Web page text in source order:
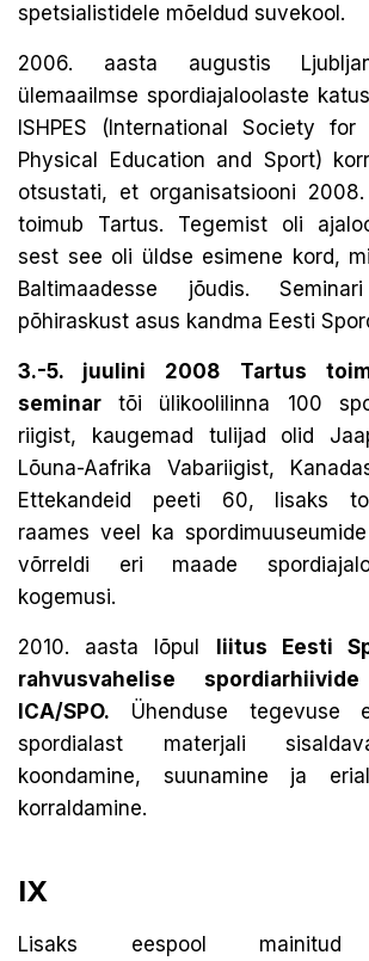
spetsialistidele mõeldud suvekool.
2006. aasta augustis
ülemaailmse spordiajaloolaste
ISHPES (International Society
Physical Education and Sport)
otsustati, et organisatsiooni
toimub Tartus. Tegemist oli
sest see oli üldse esimene kord,
Baltimaadesse jõudis.
põhiraskust asus kandma Eesti
3.-5. juulini 2008 Tartus
seminar tõi ülikoolilinna 100
riigist, kaugemad tulijad olid
Lõuna-Aafrika Vabariigist,
Ettekandeid peeti 60, lisaks
raames veel ka
võrreldi eri maade
kogemusi.
2010. aasta lõpul
liitus Eesti
rahvusvahelise
ICA/SPO. Ühenduse tegevuse
spordialast materjali
koondamine, suunamine ja
korraldamine.
IX
Lisaks eespool mainitud